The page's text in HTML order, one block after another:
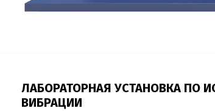
ЛАБОРАТОРНАЯ УСТАНОВКА ПО
ВИБРАЦИИ